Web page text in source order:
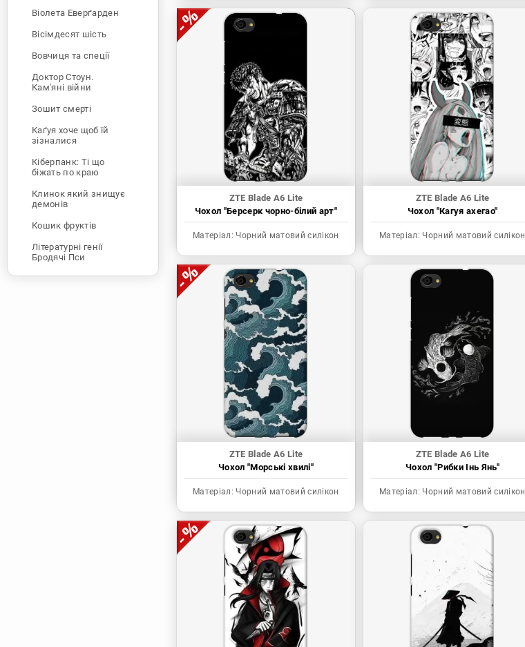
ZTE Blade A6 Lite
Чохол "Берсерк чорно-білий арт"
Матеріал: Чорний матовий силікон
ZTE Blade A6 Lite
Чохол "Кагуя ахегао"
Матеріал: Чорний матовий силікон
ZTE Blade A6 Lite
Чохол "Морські хвилі"
Матеріал: Чорний матовий силікон
ZTE Blade A6 Lite
Чохол "Рибки Інь Янь"
Матеріал: Чорний матовий силікон
Віолета Еверґарден
Вісімдесят шість
Вовчиця та спеції
Доктор Стоун.
Кам'яні війни
Зошит смерті
Каґуя хоче щоб їй
зізналися
Кіберпанк: Ті що
біжать по краю
Клинок який знищує
демонів
Кошик фруктів
Літературні генії
Бродячі Пси
Людина-бензопила